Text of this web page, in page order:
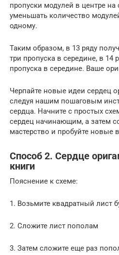
пропуски модулей в центре
уменьшать количество
одному.
Таким образом, в 13 ряду
три пропуска в середине, в 14
пропуска в середине. Ваше
Черпайте новые идеи сердец
следуя нашим пошаговым
сердца. Начните с простых
сердец начинающим, а затем
мастерство и пробуйте новые
Способ 2. Сердце
книги
Пояснение к схеме:
1. Возьмите квадратный лист
2. Сложите лист пополам
3. Затем сложите еще раз